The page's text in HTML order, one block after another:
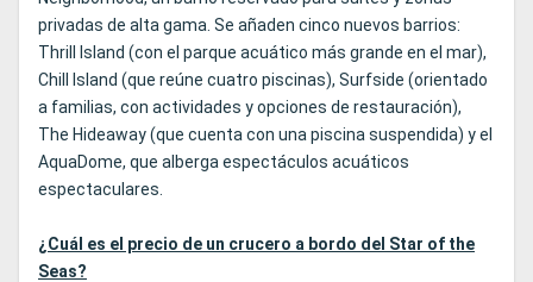
privadas de alta gama. Se añaden cinco nuevos barrios:
Thrill Island (con el parque acuático más grande en el mar),
Chill Island (que reúne cuatro piscinas), Surfside (orientado
a familias, con actividades y opciones de restauración),
The Hideaway (que cuenta con una piscina suspendida) y el
AquaDome, que alberga espectáculos acuáticos
espectaculares.
¿Cuál es el precio de un crucero a bordo del Star of the
Seas?